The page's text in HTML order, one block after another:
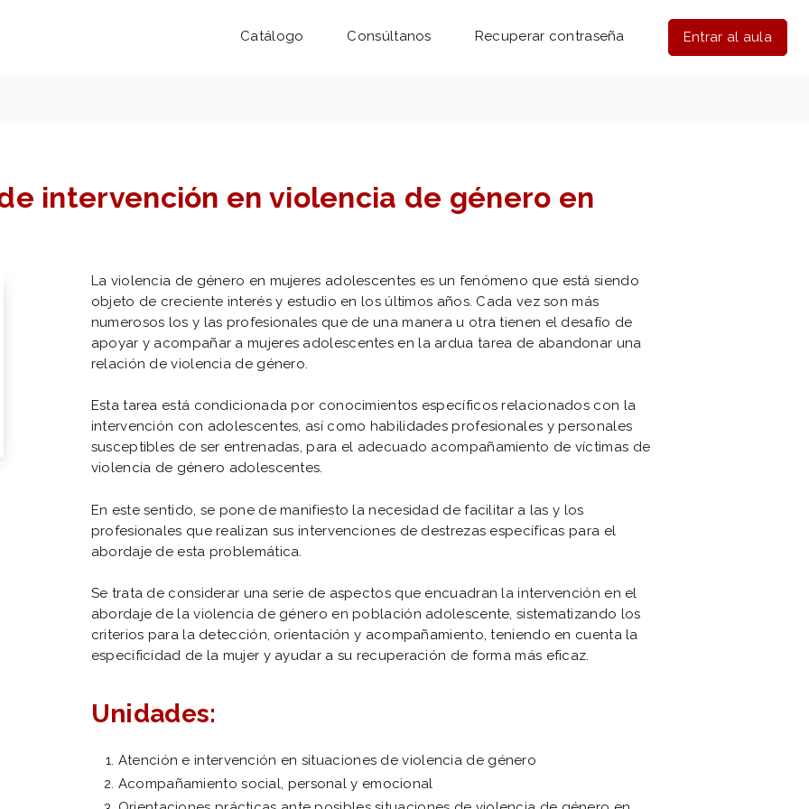
Catálogo Consúltanos Recuperar contraseña Entrar al aula
intervención en violencia de género en
La violencia de género en mujeres adolescentes es un fenómeno que está siendo
objeto de creciente interés y estudio en los últimos años. Cada vez son más
numerosos los y las profesionales que de una manera u otra tienen el desafío de
apoyar y acompañar a mujeres adolescentes en la ardua tarea de abandonar una
relación de violencia de género.
Esta tarea está condicionada por conocimientos específicos relacionados con la
intervención con adolescentes, así como habilidades profesionales y personales
susceptibles de ser entrenadas, para el adecuado acompañamiento de víctimas de
violencia de género adolescentes.
En este sentido, se pone de manifiesto la necesidad de facilitar a las y los
profesionales que realizan sus intervenciones de destrezas específicas para el
abordaje de esta problemática.
Se trata de considerar una serie de aspectos que encuadran la intervención en el
abordaje de la violencia de género en población adolescente, sistematizando los
criterios para la detección, orientación y acompañamiento, teniendo en cuenta la
especificidad de la mujer y ayudar a su recuperación de forma más eficaz.
Unidades:
Atención e intervención en situaciones de violencia de género
Acompañamiento social, personal y emocional